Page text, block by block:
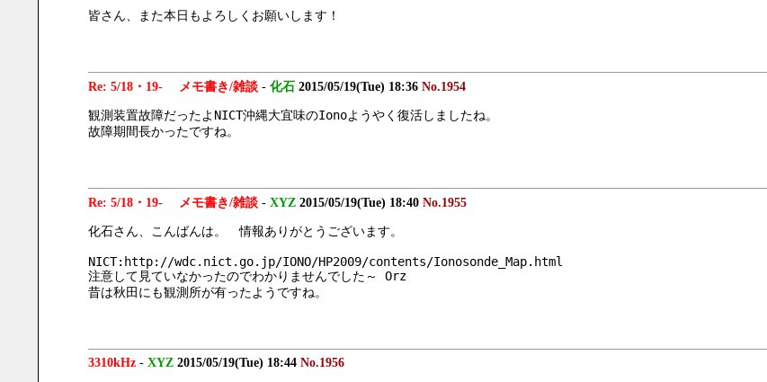
皆さん、また本日もよろしくお願いします！
Re: 5/18・19- メモ書き/雑談- 化石 2015/05/19(Tue) 18:36 No.1954
観測装置故障だったよNICT沖縄大宜味のIonoようやく復活しましたね。
故障期間長かったですね。
Re: 5/18・19- メモ書き/雑談- XYZ 2015/05/19(Tue) 18:40 No.1955
化石さん、こんばんは。　情報ありがとうございます。
NICT:http://wdc.nict.go.jp/IONO/HP2009/contents/Ionosonde_Map.html
注意して見ていなかったのでわかりませんでした～ Orz
昔は秋田にも観測所が有ったようですね。
3310kHz- XYZ 2015/05/19(Tue) 18:44 No.1956